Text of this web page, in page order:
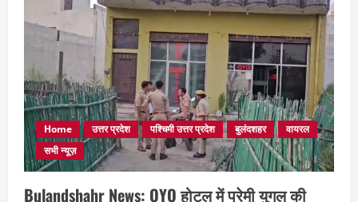
Home उत्तर प्रदेश पश्चिमी उत्तर प्रदेश बुलंदशहर
वायरल
सभी न्यूज़
Bulandshahr News: OYO होटल में प्रेमी युगल की